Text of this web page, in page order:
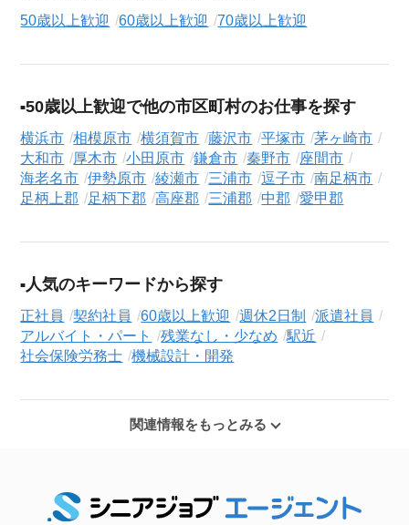
50歳以上歓迎 60歳以上歓迎 70歳以上歓迎
50歳以上歓迎で他の市区町村のお仕事を探す
横浜市 相模原市 横須賀市 藤沢市 平塚市
茅ヶ崎市
大和市
厚木市 小田原市 鎌倉市 秦野市
座間市
海老名市
伊勢原市 綾瀬市 三浦市 逗子市
南足柄市
足柄上郡
足柄下郡 高座郡 三浦郡 中郡 愛甲郡
人気のキーワードから探す
正社員 契約社員 60歳以上歓迎 週休2日制
派遣社員
アルバイト・パート
残業なし・少なめ
駅近
社会保険労務士
機械設計・開発
関連情報をもっとみる